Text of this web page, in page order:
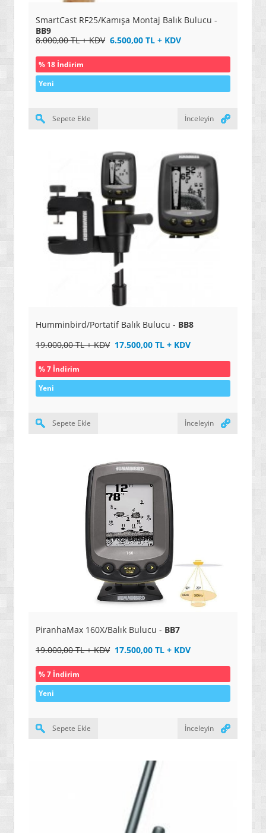
SmartCast RF25/Kamışa Montaj Balık Bulucu -
BB9
8.000,00 TL + KDV 6.500,00 TL + KDV
% 18 İndirim
Yeni
Sepete Ekle İnceleyin
Humminbird/Portatif Balık Bulucu - BB8
19.000,00 TL + KDV 17.500,00 TL + KDV
% 7 İndirim
Yeni
Sepete Ekle İnceleyin
PiranhaMax 160X/Balık Bulucu - BB7
19.000,00 TL + KDV 17.500,00 TL + KDV
% 7 İndirim
Yeni
Sepete Ekle İnceleyin